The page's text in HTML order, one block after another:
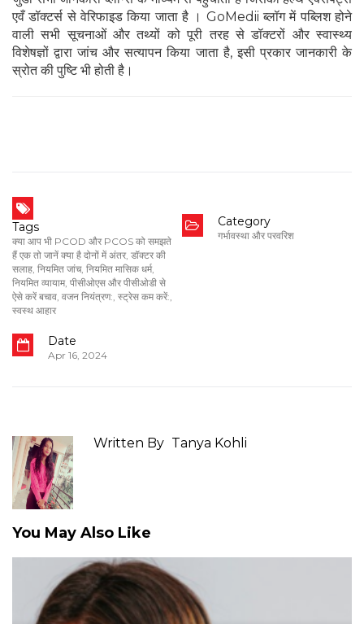
एवँ डॉक्टर्स से वेरिफाइड किया जाता है । GoMedii ब्लॉग में पब्लिश होने
वाली सभी सूचनाओं और तथ्यों को पूरी तरह से डॉक्टरों और स्वास्थ्य
विशेषज्ञों द्वारा जांच और सत्यापन किया जाता है, इसी प्रकार जानकारी के
स्रोत की पुष्टि भी होती है।
Tags
क्या आप भी PCOD और PCOS को समझते
हैं एक तो जानें क्या है दोनों में अंतर, डॉक्टर की
सलाह, नियमित जांच, नियमित मासिक धर्म,
नियमित व्यायाम, पीसीओएस और पीसीओडी से
ऐसे करें बचाव, वजन नियंत्रण:, स्ट्रेस कम करें:,
स्वस्थ आहार
Category
गर्भावस्था और परवरिश
Date
Apr 16, 2024
Written By Tanya Kohli
You May Also Like